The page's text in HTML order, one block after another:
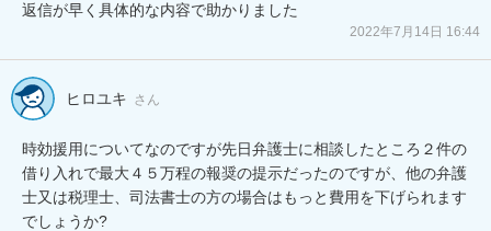
返信が早く具体的な内容で助かりました
2022年7月14日 16:44
ヒロユキ さん
時効援用についてなのですが先日弁護士に相談したところ２件の
借り入れで最大４５万程の報奨の提示だったのですが、他の弁護
士又は税理士、司法書士の方の場合はもっと費用を下げられます
でしょうか?